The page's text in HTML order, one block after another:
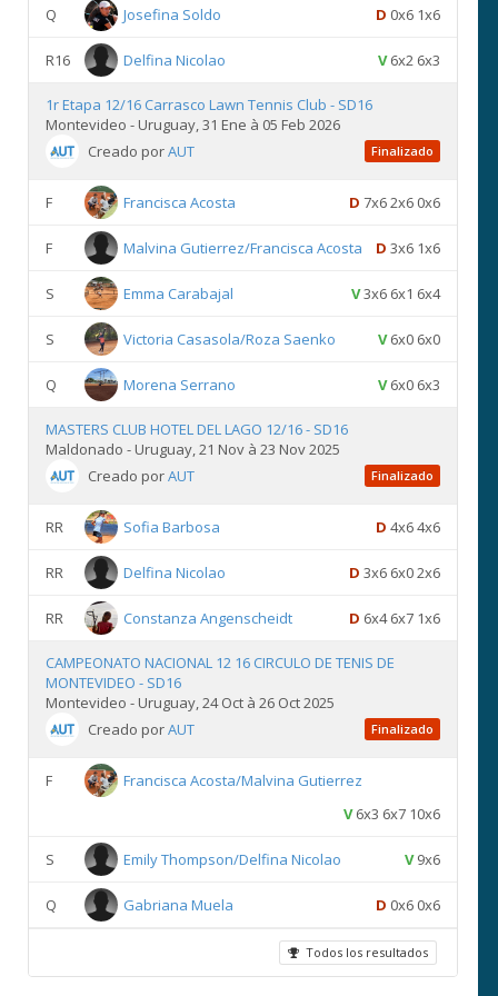
Q Josefina Soldo D 0x6 1x6
R16 Delfina Nicolao V6x2 6x3
1r Etapa 12/16 Carrasco Lawn Tennis Club - SD16
Montevideo - Uruguay, 31 Ene à 05 Feb 2026
Creado porAUT Finalizado
F Francisca Acosta D 7x6 2x6 0x6
F Malvina Gutierrez/Francisca Acosta D 3x6 1x6
S Emma Carabajal V3x6 6x1 6x4
S Victoria Casasola/Roza Saenko V6x0 6x0
Q Morena Serrano V6x0 6x3
MASTERS CLUB HOTEL DEL LAGO 12/16 - SD16
Maldonado - Uruguay, 21 Nov à 23 Nov 2025
Creado porAUT Finalizado
RR Sofia Barbosa D 4x6 4x6
RR Delfina Nicolao D 3x6 6x0 2x6
RR Constanza Angenscheidt D 6x4 6x7 1x6
CAMPEONATO NACIONAL 12 16 CIRCULO DE TENIS DE
MONTEVIDEO - SD16
Montevideo - Uruguay, 24 Oct à 26 Oct 2025
Creado porAUT Finalizado
F
Francisca Acosta/Malvina Gutierrez
V6x3 6x7 10x6
S Emily Thompson/Delfina Nicolao V9x6
Q Gabriana Muela D 0x6 0x6
Todos los resultados